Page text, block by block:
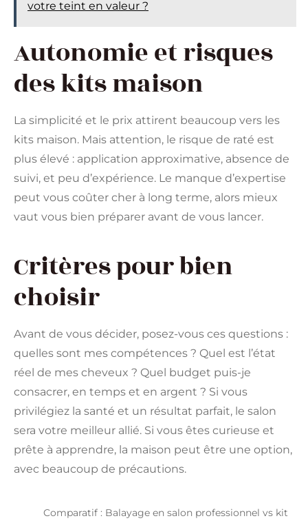
votre teint en valeur ?
Autonomie et risques
des kits maison
La simplicité et le prix attirent beaucoup vers les
kits maison. Mais attention, le risque de raté est
plus élevé : application approximative, absence de
suivi, et peu d’expérience. Le manque d’expertise
peut vous coûter cher à long terme, alors mieux
vaut vous bien préparer avant de vous lancer.
Critères pour bien
choisir
Avant de vous décider, posez-vous ces questions :
quelles sont mes compétences ? Quel est l’état
réel de mes cheveux ? Quel budget puis-je
consacrer, en temps et en argent ? Si vous
privilégiez la santé et un résultat parfait, le salon
sera votre meilleur allié. Si vous êtes curieuse et
prête à apprendre, la maison peut être une option,
avec beaucoup de précautions.
Comparatif : Balayage en salon professionnel vs kit